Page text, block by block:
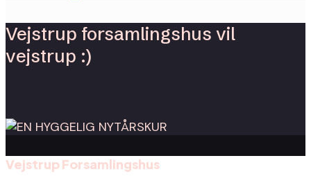
Vejstrup forsamlingshus vil
vejstrup :)
Vejstrup Forsamlingshus